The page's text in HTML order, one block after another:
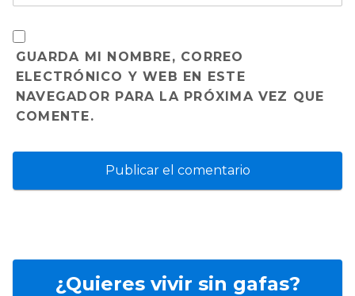
GUARDA MI NOMBRE, CORREO
ELECTRÓNICO Y WEB EN ESTE
NAVEGADOR PARA LA PRÓXIMA VEZ QUE
COMENTE.
¿Quieres vivir sin gafas?